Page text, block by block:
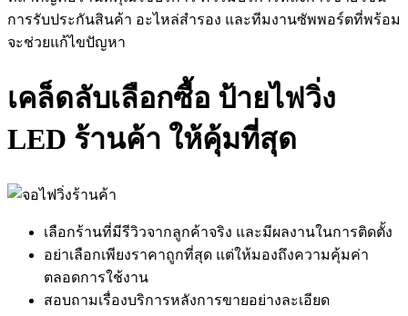
การรับประกันสินค้า อะไหล่สำรอง และทีมงานซัพพอร์ตที่พร้อม
จะช่วยแก้ไขปัญหา
เคล็ดลับเลือกซื้อ ป้ายไฟวิ่ง
LED ร้านค้า ให้คุ้มที่สุด
เลือกร้านที่มีรีวิวจากลูกค้าจริง และมีผลงานในการติดตั้ง
อย่าเลือกเพียงราคาถูกที่สุด แต่ให้มองถึงความคุ้มค่า
ตลอดการใช้งาน
สอบถามเรื่องบริการหลังการขายอย่างละเอียด